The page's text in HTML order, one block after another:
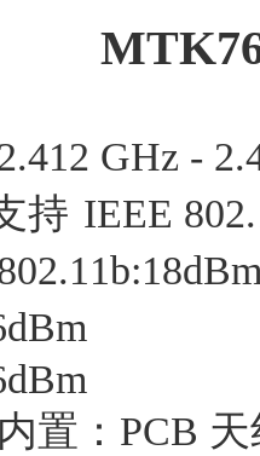
GHz -
持 IEEE
内置：PCB